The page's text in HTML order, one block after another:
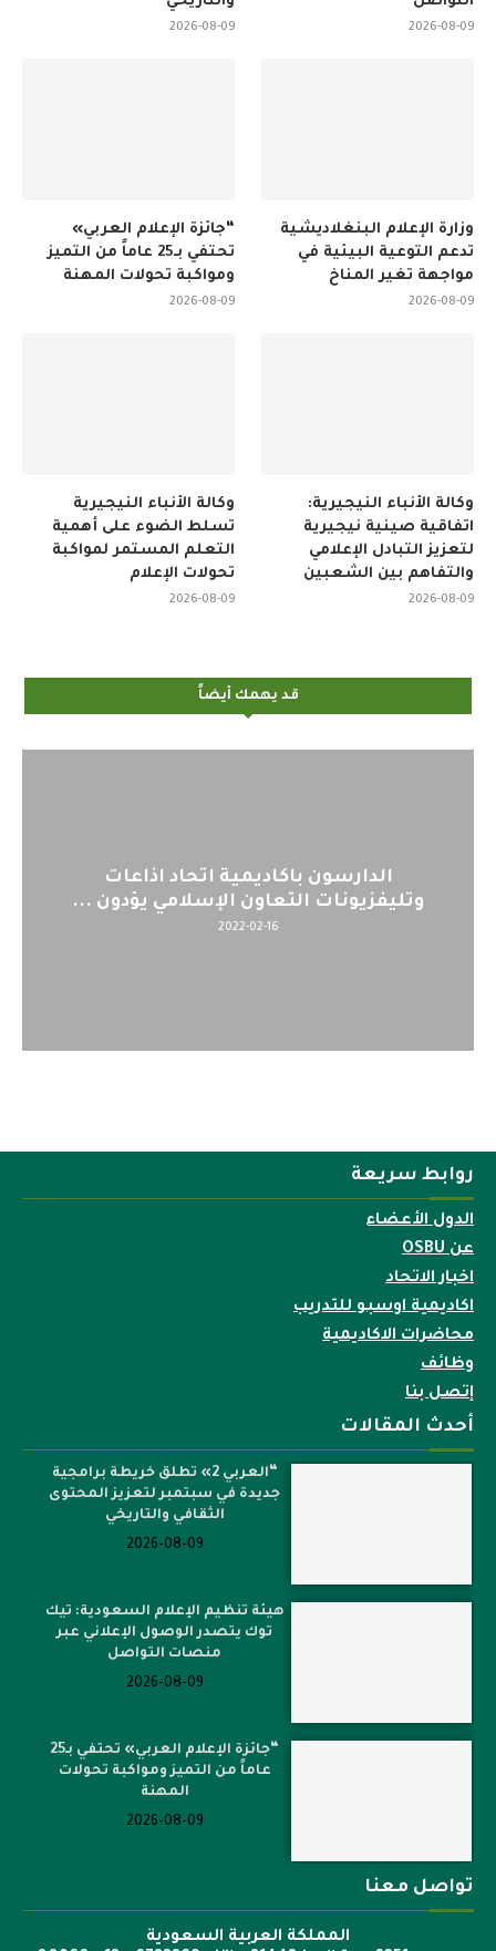
2026-08-09 2026-08-09
“جائزة الإعلام العربي»
تحتفي بـ25 عاماً من التميز
ومواكبة تحولات المهنة
2026-08-09
وزارة الإعلام البنغلاديشية
تدعم التوعية البيئية في
مواجهة تغير المناخ
2026-08-09
وكالة الأنباء النيجيرية
تسلط الضوء على أهمية
التعلم المستمر لمواكبة
تحولات الإعلام
2026-08-09
وكالة الأنباء النيجيرية:
اتفاقية صينية نيجيرية
لتعزيز التبادل الإعلامي
والتفاهم بين الشعبين
2026-08-09
قد يهمك أيضاً
اتحاد اذاعات
الإسلامي يؤدون ...
اليوم :
روابط سريعة
الدول الأعضاء
عن OSBU
اخبار الاتحاد
اكاديمية اوسبو للتدريب
محاضرات الاكاديمية
وظائف
إتصل بنا
أحدث المقالات
“العربي 2» تطلق خريطة برامجية
جديدة في سبتمبر لتعزيز المحتوى
الثقافي والتاريخي
2026-08-09
هيئة تنظيم الإعلام السعودية: تيك
توك يتصدر الوصول الإعلاني عبر
منصات التواصل
2026-08-09
“جائزة الإعلام العربي» تحتفي بـ25
عاماً من التميز ومواكبة تحولات
المهنة
2026-08-09
تواصل معنا
المملكة العربية السعودية